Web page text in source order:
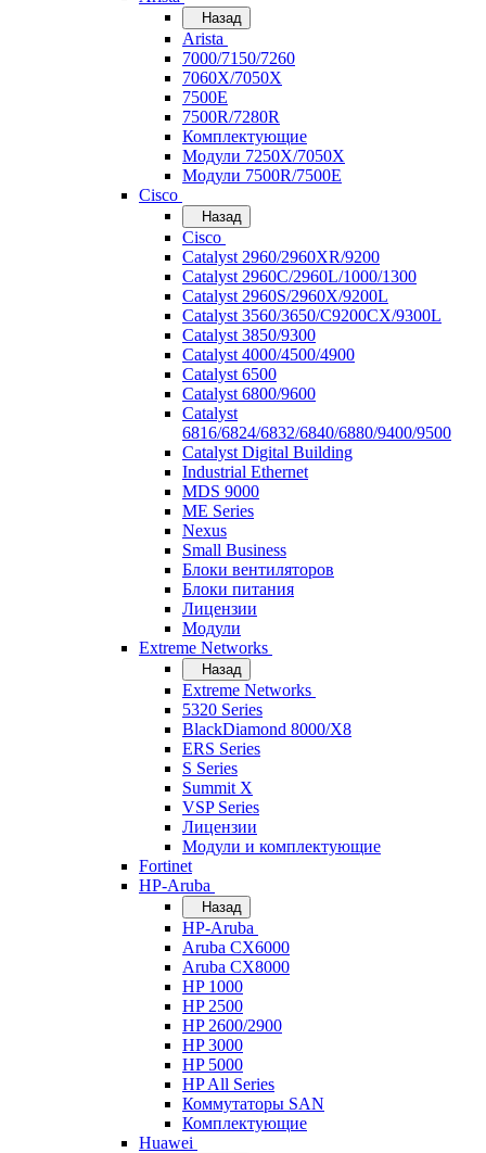
Назад
Arista
7000/7150/7260
7060X/7050X
7500E
7500R/7280R
Комплектующие
Модули 7250X/7050X
Модули 7500R/7500E
Cisco
Назад
Cisco
Catalyst 2960/2960XR/9200
Catalyst 2960C/2960L/1000/1300
Catalyst 2960S/2960X/9200L
Catalyst 3560/3650/C9200CX/9300L
Catalyst 3850/9300
Catalyst 4000/4500/4900
Catalyst 6500
Catalyst 6800/9600
Catalyst
6816/6824/6832/6840/6880/9400/9500
Catalyst Digital Building
Industrial Ethernet
MDS 9000
ME Series
Nexus
Small Business
Блоки вентиляторов
Блоки питания
Лицензии
Модули
Extreme Networks
Назад
Extreme Networks
5320 Series
BlackDiamond 8000/X8
ERS Series
S Series
Summit X
VSP Series
Лицензии
Модули и комплектующие
Fortinet
HP-Aruba
Назад
HP-Aruba
Aruba CX6000
Aruba CX8000
HP 1000
HP 2500
HP 2600/2900
HP 3000
HP 5000
HP All Series
Коммутаторы SAN
Комплектующие
Huawei